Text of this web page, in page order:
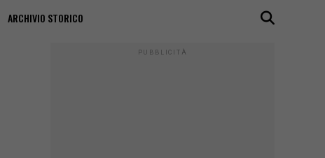
ARCHIVIO STORICO
PUBBLICITÀ